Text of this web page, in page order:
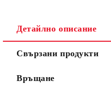
Детайлно описание
Свързани продукти
Връщане